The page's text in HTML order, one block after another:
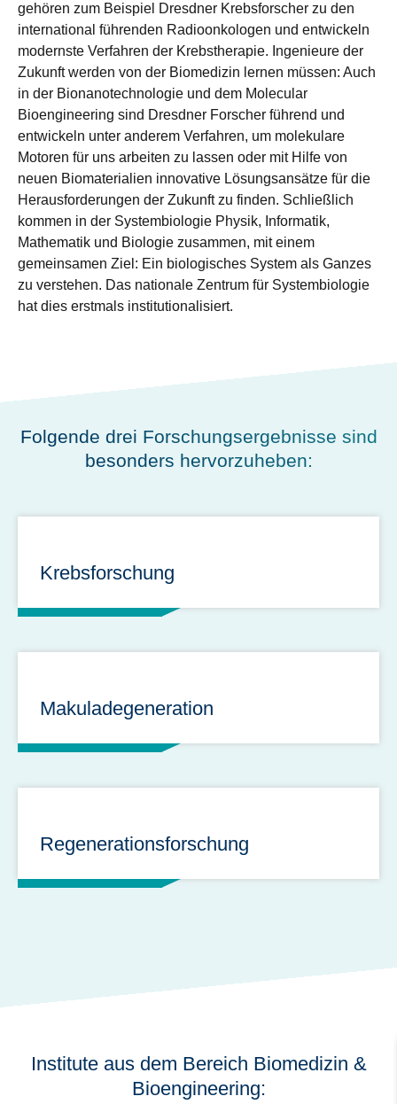
gehören zum Beispiel Dresdner Krebsforscher zu den
international führenden Radioonkologen und entwickeln
modernste Verfahren der Krebstherapie. Ingenieure der
Zukunft werden von der Biomedizin lernen müssen: Auch
in der Bionanotechnologie und dem Molecular
Bioengineering sind Dresdner Forscher führend und
entwickeln unter anderem Verfahren, um molekulare
Motoren für uns arbeiten zu lassen oder mit Hilfe von
neuen Biomaterialien innovative Lösungsansätze für die
Herausforderungen der Zukunft zu finden. Schließlich
kommen in der Systembiologie Physik, Informatik,
Mathematik und Biologie zusammen, mit einem
gemeinsamen Ziel: Ein biologisches System als Ganzes
zu verstehen. Das nationale Zentrum für Systembiologie
hat dies erstmals institutionalisiert.
Folgende drei Forschungsergebnisse sind
besonders hervorzuheben:
Krebsforschung
Makuladegeneration
Regenerationsforschung
Institute aus dem Bereich Biomedizin &
Bioengineering: